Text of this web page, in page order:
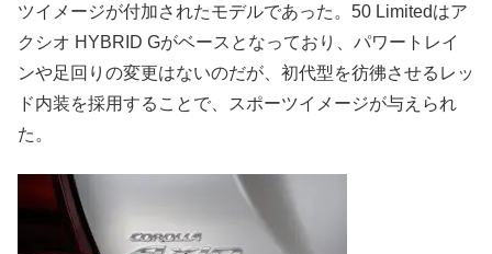
ツイメージが付加されたモデルであった。50 Limitedはア
クシオ HYBRID Gがベースとなっており、パワートレイ
ンや足回りの変更はないのだが、初代型を彷彿させるレッ
ド内装を採用することで、スポーツイメージが与えられ
た。